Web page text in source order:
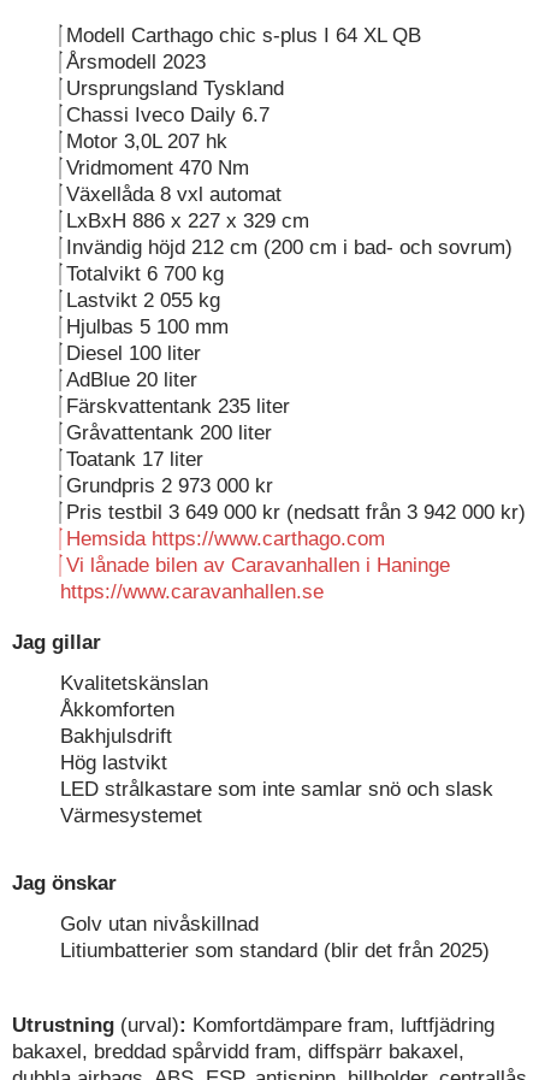
Modell Carthago chic s-plus I 64 XL QB
Årsmodell 2023
Ursprungsland Tyskland
Chassi Iveco Daily 6.7
Motor 3,0L 207 hk
Vridmoment 470 Nm
Växellåda 8 vxl automat
LxBxH 886 x 227 x 329 cm
Invändig höjd 212 cm (200 cm i bad- och sovrum)
Totalvikt 6 700 kg
Lastvikt 2 055 kg
Hjulbas 5 100 mm
Diesel 100 liter
AdBlue 20 liter
Färskvattentank 235 liter
Gråvattentank 200 liter
Toatank 17 liter
Grundpris 2 973 000 kr
Pris testbil 3 649 000 kr (nedsatt från 3 942 000 kr)
Hemsida https://www.carthago.com
Vi lånade bilen av Caravanhallen i Haninge
https://www.caravanhallen.se
Jag gillar
Kvalitetskänslan
Åkkomforten
Bakhjulsdrift
Hög lastvikt
LED strålkastare som inte samlar snö och slask
Värmesystemet
Jag önskar
Golv utan nivåskillnad
Litiumbatterier som standard (blir det från 2025)
Utrustning (urval): Komfortdämpare fram, luftfjädring
bakaxel, breddad spårvidd fram, diffspärr bakaxel,